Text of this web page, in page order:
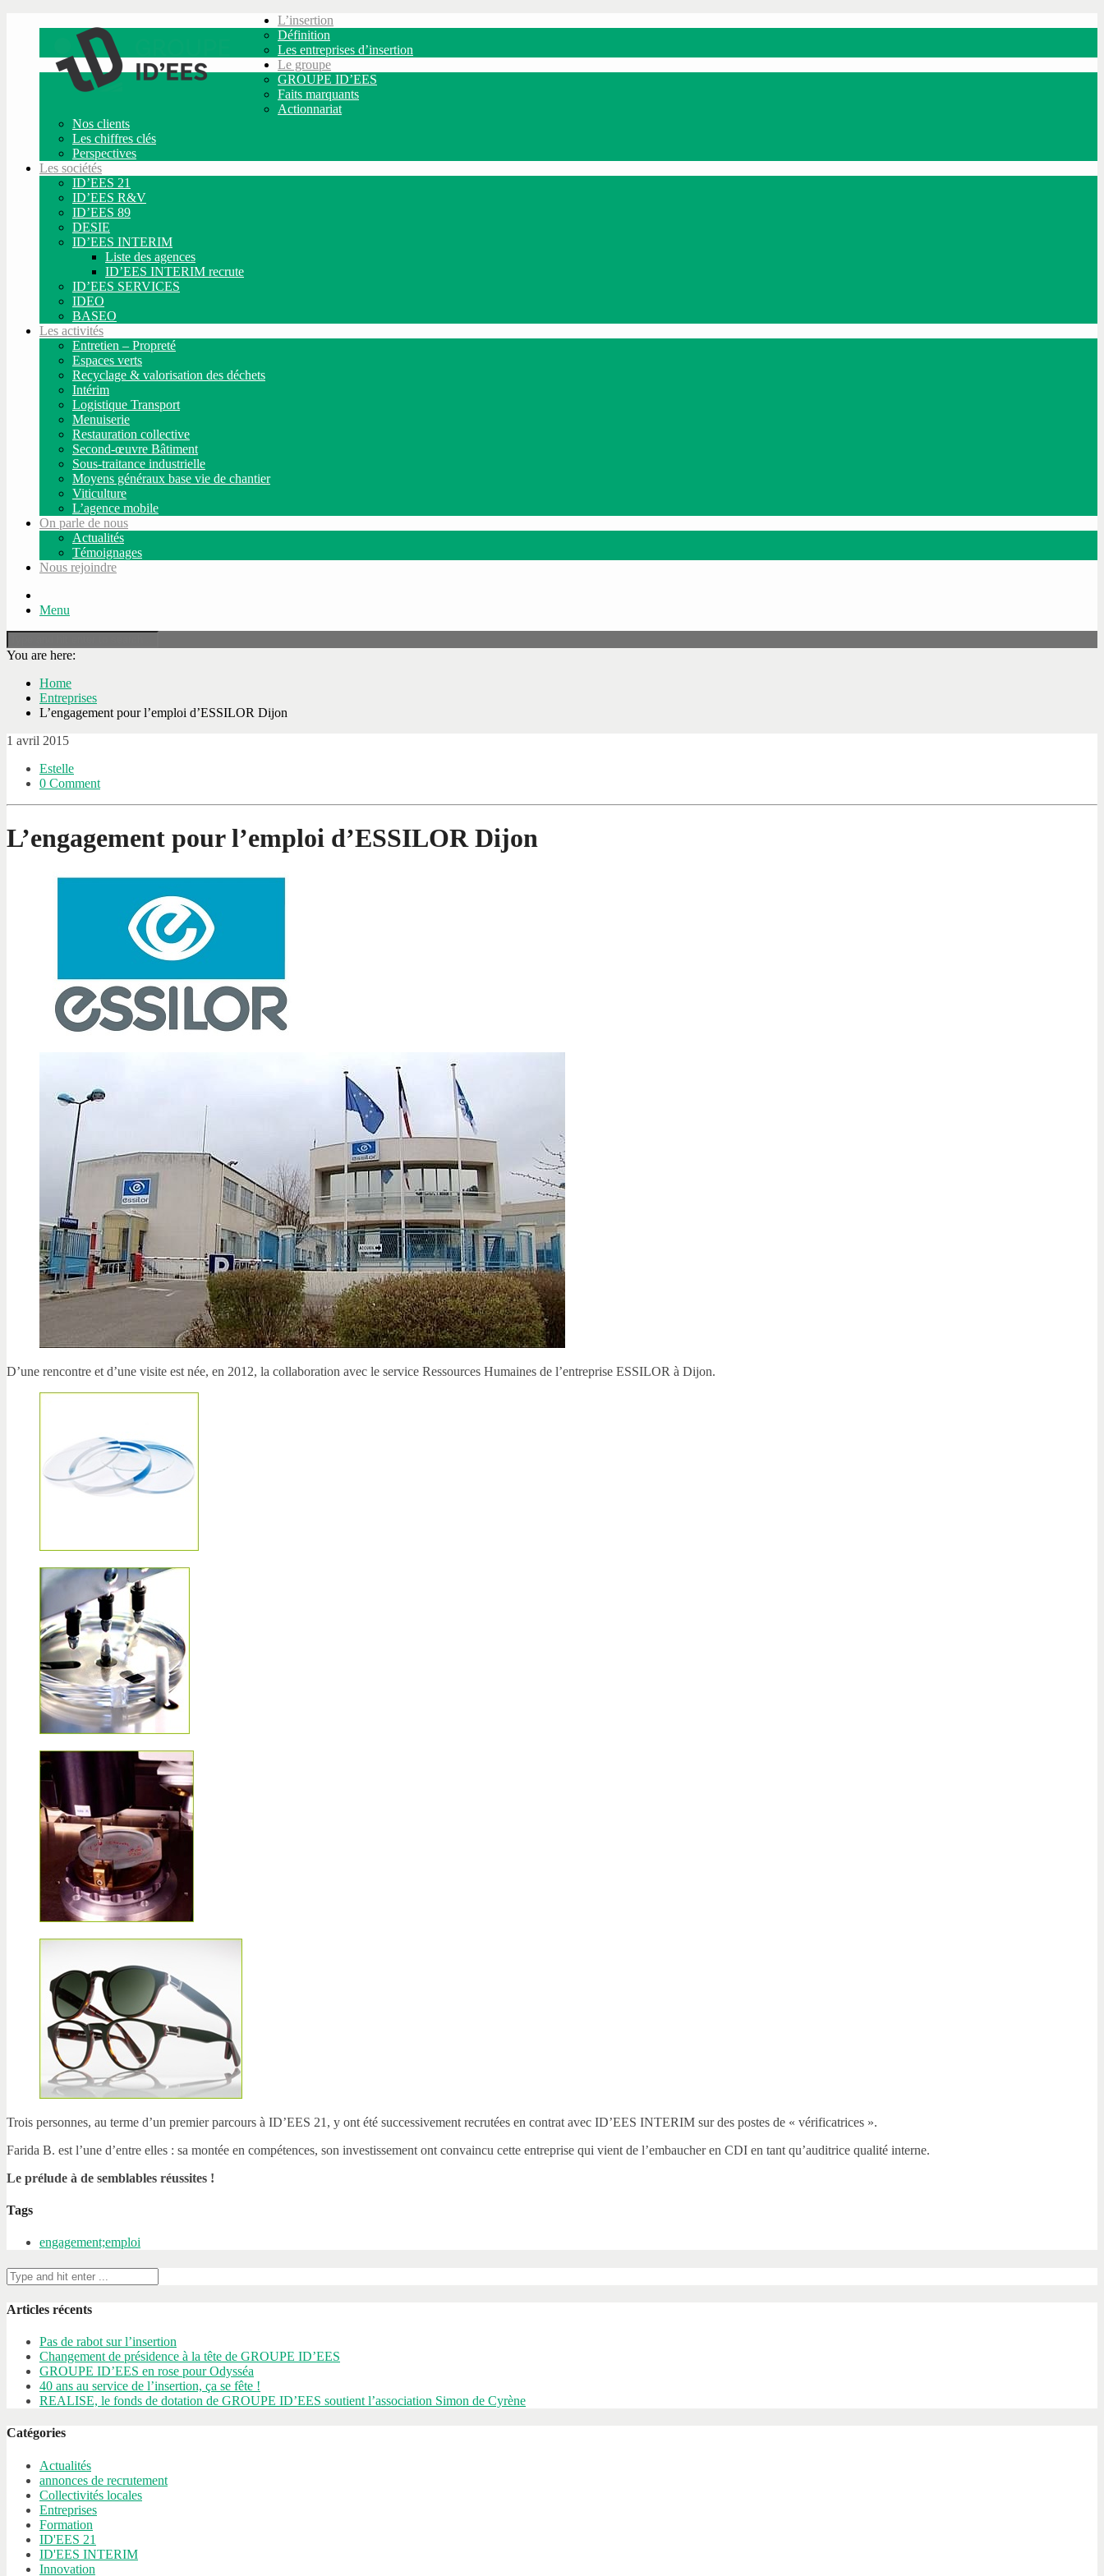
L’insertion
Définition
Les entreprises d’insertion
Le groupe
GROUPE ID’EES
Faits marquants
Actionnariat
Nos clients
Les chiffres clés
Perspectives
Les sociétés
ID’EES 21
ID’EES R&V
ID’EES 89
DESIE
ID’EES INTERIM
Liste des agences
ID’EES INTERIM recrute
ID’EES SERVICES
IDEO
BASEO
Les activités
Entretien – Propreté
Espaces verts
Recyclage & valorisation des déchets
Intérim
Logistique Transport
Menuiserie
Restauration collective
Second-œuvre Bâtiment
Sous-traitance industrielle
Moyens généraux base vie de chantier
Viticulture
L’agence mobile
On parle de nous
Actualités
Témoignages
Nous rejoindre
Menu
You are here:
Home
Entreprises
L’engagement pour l’emploi d’ESSILOR Dijon
1 avril 2015
Estelle
0 Comment
L’engagement pour l’emploi d’ESSILOR Dijon
D’une rencontre et d’une visite est née, en 2012, la collaboration avec le service Ressources Humaines de l’entreprise ESSILOR à Dijon.
Trois personnes, au terme d’un premier parcours à ID’EES 21, y ont été successivement recrutées en contrat avec ID’EES INTERIM sur des postes de « vérificatrices ».
Farida B. est l’une d’entre elles : sa montée en compétences, son investissement ont convaincu cette entreprise qui vient de l’embaucher en CDI en tant qu’auditrice qualité interne.
Le prélude à de semblables réussites !
Tags
engagement;emploi
Articles récents
Pas de rabot sur l’insertion
Changement de présidence à la tête de GROUPE ID’EES
GROUPE ID’EES en rose pour Odysséa
40 ans au service de l’insertion, ça se fête !
REALISE, le fonds de dotation de GROUPE ID’EES soutient l’association Simon de Cyrène
Catégories
Actualités
annonces de recrutement
Collectivités locales
Entreprises
Formation
ID'EES 21
ID'EES INTERIM
Innovation